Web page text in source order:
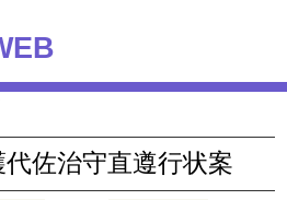
佐治守直遵行状案